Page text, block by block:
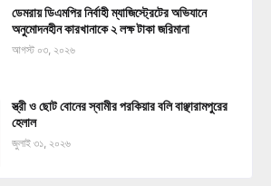
ডেমরায় ডিএমপির নির্বাহী ম্যাজিস্ট্রেটের অভিযানে
অনুমোদনহীন কারখানাকে ২ লক্ষ টাকা জরিমানা
আগস্ট ০৩, ২০২৬
স্ত্রী ও ছোট বোনের স্বামীর পরকিয়ার বলি বাঞ্ছারামপুরের
হেলাল
জুলাই ৩১, ২০২৬